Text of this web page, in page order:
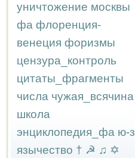
уничтожение москвы
фа флоренция-
венеция форизмы
цензура_контроль
цитаты_фрагменты
числа чужая_всячина
школа
энциклопедия_фа ю-з
язычество † ☭ ♫ ✡